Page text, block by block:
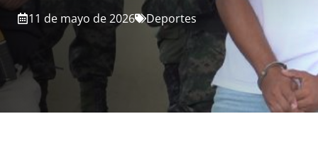
11 de mayo de 2026 Deportes